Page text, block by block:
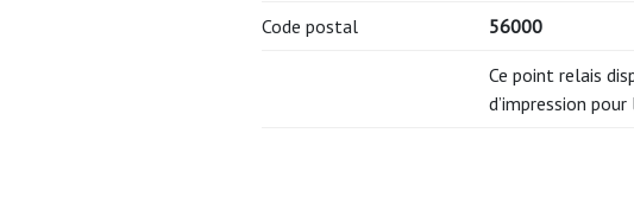
Code postal 56000
Ce point relais
d’impression